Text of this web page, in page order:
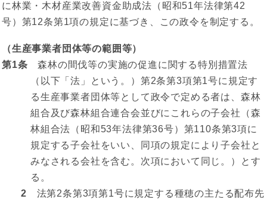
に林業・木材産業改善資金助成法（昭和51年法律第42
号）第12条第1項の規定に基づき、この政令を制定する。
（生産事業者団体等の範囲等）
第1条 森林の間伐等の実施の促進に関する特別措置法
（以下「法」という。）第2条第3項第1号に規定す
る生産事業者団体等として政令で定める者は、森林
組合及び森林組合連合会並びにこれらの子会社（森
林組合法（昭和53年法律第36号）第110条第3項に
規定する子会社をいい、同項の規定により子会社と
みなされる会社を含む。次項において同じ。）とす
る。
2 法第2条第3項第1号に規定する種穂の主たる配布先